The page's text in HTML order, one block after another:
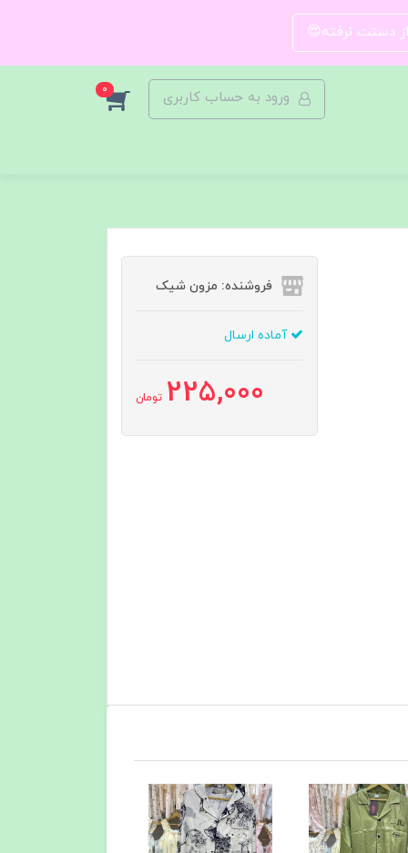
از دستت نرفته😍
ورود به حساب کاربری 0
فروشنده: مزون شیک
آماده ارسال
225,000 تومان